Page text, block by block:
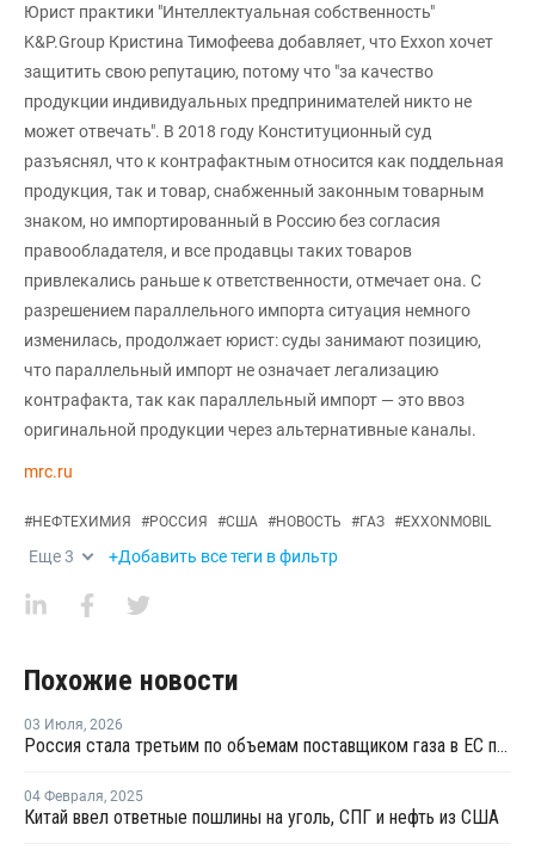
Юрист практики "Интеллектуальная собственность"
K&P.Group Кристина Тимофеева добавляет, что Exxon хочет
защитить свою репутацию, потому что "за качество
продукции индивидуальных предпринимателей никто не
может отвечать". В 2018 году Конституционный суд
разъяснял, что к контрафактным относится как поддельная
продукция, так и товар, снабженный законным товарным
знаком, но импортированный в Россию без согласия
правообладателя, и все продавцы таких товаров
привлекались раньше к ответственности, отмечает она. С
разрешением параллельного импорта ситуация немного
изменилась, продолжает юрист: суды занимают позицию,
что параллельный импорт не означает легализацию
контрафакта, так как параллельный импорт — это ввоз
оригинальной продукции через альтернативные каналы.
mrc.ru
#НЕФТЕХИМИЯ #РОССИЯ #США #НОВОСТЬ #ГАЗ #EXXONMOBIL
Еще3 +Добавить все теги в фильтр
Похожие новости
03 Июля, 2026
Россия стала третьим по объемам поставщиком газа в ЕС после Норвегии и США
04 Февраля, 2025
Китай ввел ответные пошлины на уголь, СПГ и нефть из США